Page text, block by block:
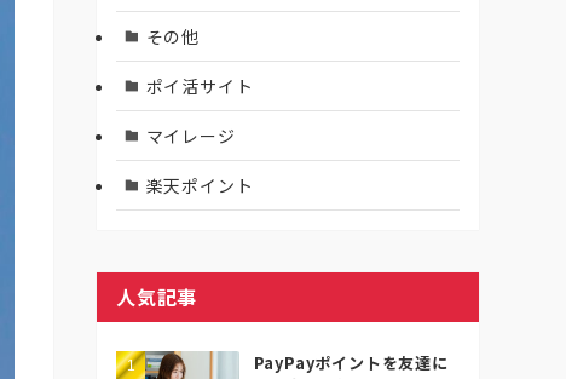
その他
ポイ活サイト
マイレージ
楽天ポイント
人気記事
PayPayポイントを友達に